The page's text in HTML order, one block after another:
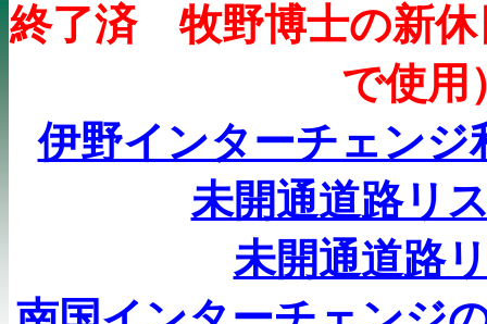
終了済 牧野博士の新休
で使用
伊野インターチェン
未開通道路リ
未開通道路